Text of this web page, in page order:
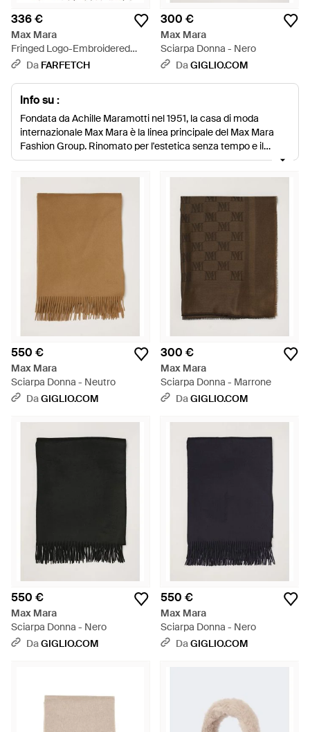
336 €
Max Mara
Fringed Logo-Embroidered
Scarf - Nero
Da FARFETCH
300 €
Max Mara
Sciarpa Donna - Nero
DaGIGLIO.COM
Info su :
Fondata da Achille Maramotti nel 1951, la casa di moda
internazionale Max Mara è la linea principale del Max Mara
Fashion Group. Rinomato per l'estetica senza tempo e il
design sofisticato, Max Mara tiene ad ogni minimo dettaglio.
completamento dei tuoi look. Troverai sciarpe nei toni classici
e con stampe per un look discreto, in cachemire super
morbido, in misto lana e seta. Scegli tu il modello che fa al
caso tuo: tinta unita di giorno e stampato per la sera.
550 €
Max Mara
Sciarpa Donna - Neutro
DaGIGLIO.COM
300 €
Max Mara
Sciarpa Donna - Marrone
DaGIGLIO.COM
550 €
Max Mara
Sciarpa Donna - Nero
DaGIGLIO.COM
550 €
Max Mara
Sciarpa Donna - Nero
DaGIGLIO.COM